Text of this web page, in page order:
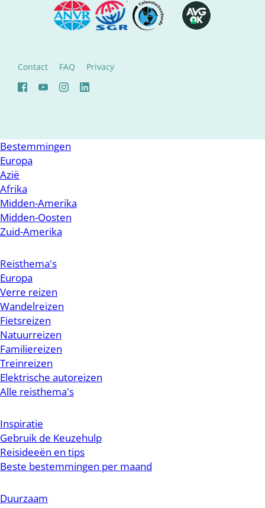
Contact FAQ Privacy
Bestemmingen
Europa
Azië
Afrika
Midden-Amerika
Midden-Oosten
Zuid-Amerika
Reisthema's
Europa
Verre reizen
Wandelreizen
Fietsreizen
Natuurreizen
Familiereizen
Treinreizen
Elektrische autoreizen
Alle reisthema's
Inspiratie
Gebruik de Keuzehulp
Reisideeën en tips
Beste bestemmingen per maand
Duurzaam